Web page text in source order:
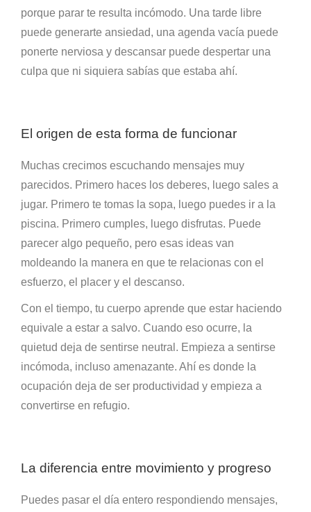
porque parar te resulta incómodo. Una tarde libre
puede generarte ansiedad, una agenda vacía puede
ponerte nerviosa y descansar puede despertar una
culpa que ni siquiera sabías que estaba ahí.
El origen de esta forma de funcionar
Muchas crecimos escuchando mensajes muy
parecidos. Primero haces los deberes, luego sales a
jugar. Primero te tomas la sopa, luego puedes ir a la
piscina. Primero cumples, luego disfrutas. Puede
parecer algo pequeño, pero esas ideas van
moldeando la manera en que te relacionas con el
esfuerzo, el placer y el descanso.
Con el tiempo, tu cuerpo aprende que estar haciendo
equivale a estar a salvo. Cuando eso ocurre, la
quietud deja de sentirse neutral. Empieza a sentirse
incómoda, incluso amenazante. Ahí es donde la
ocupación deja de ser productividad y empieza a
convertirse en refugio.
La diferencia entre movimiento y progreso
Puedes pasar el día entero respondiendo mensajes,